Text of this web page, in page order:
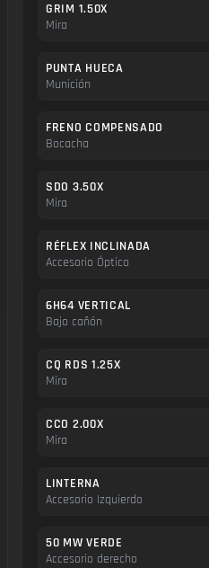
GRIM 1.50X
Mira
PUNTA HUECA
Munición
FRENO COMPENSADO
Bocacha
SDO 3.50X
Mira
RÉFLEX INCLINADA
Accesorio Óptico
6H64 VERTICAL
Bajo cañón
CQ RDS 1.25X
Mira
CCO 2.00X
Mira
LINTERNA
Accesorio Izquierdo
50 MW VERDE
Accesorio derecho